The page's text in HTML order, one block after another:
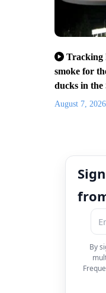
Tracking
smoke for
ducks in the
August 7, 2026
By